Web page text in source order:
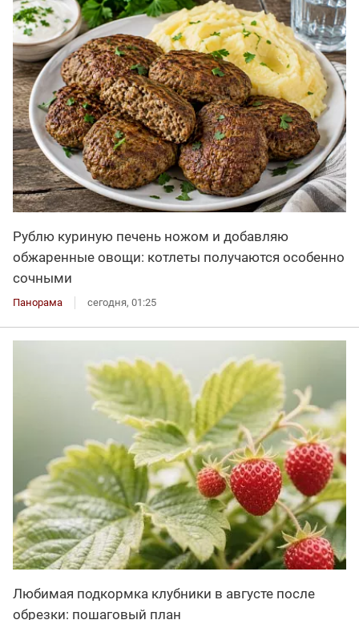
Рублю куриную печень ножом и добавляю
обжаренные овощи: котлеты получаются особенно
сочными
Панорама сегодня, 01:25
Любимая подкормка клубники в августе после
обрезки: пошаговый план